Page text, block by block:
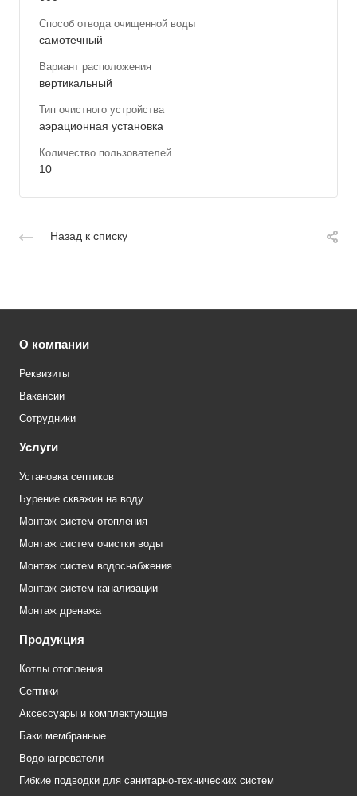
Способ отвода очищенной воды
самотечный
Вариант расположения
вертикальный
Тип очистного устройства
аэрационная установка
Количество пользователей
10
Назад к списку
О компании
Реквизиты
Вакансии
Сотрудники
Услуги
Установка септиков
Бурение скважин на воду
Монтаж систем отопления
Монтаж систем очистки воды
Монтаж систем водоснабжения
Монтаж систем канализации
Монтаж дренажа
Продукция
Котлы отопления
Септики
Аксессуары и комплектующие
Баки мембранные
Водонагреватели
Гибкие подводки для санитарно-технических систем